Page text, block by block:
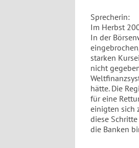
Sprecherin:
Im Herbst
In der
starken
nicht
hätte. Die
für eine
einigten sich
diese
die Banken